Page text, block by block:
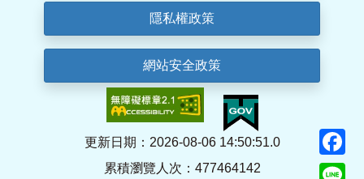
隱私權政策
網站安全政策
更新日期：2026-08-06 14:50:51.0
累積瀏覽人次：477464142